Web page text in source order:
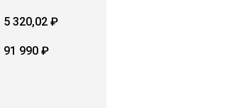
5 320,02 ₽
91 990 ₽